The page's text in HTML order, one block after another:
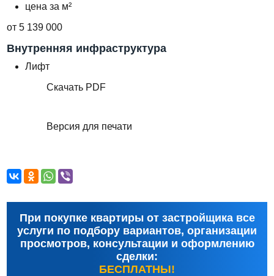
цена за м²
от 5 139 000
Внутренняя инфраструктура
Лифт
Скачать PDF
Версия для печати
При покупке квартиры от застройщика все
услуги по подбору вариантов, организации
просмотров, консультации и оформлению
сделки:
БЕСПЛАТНЫ!